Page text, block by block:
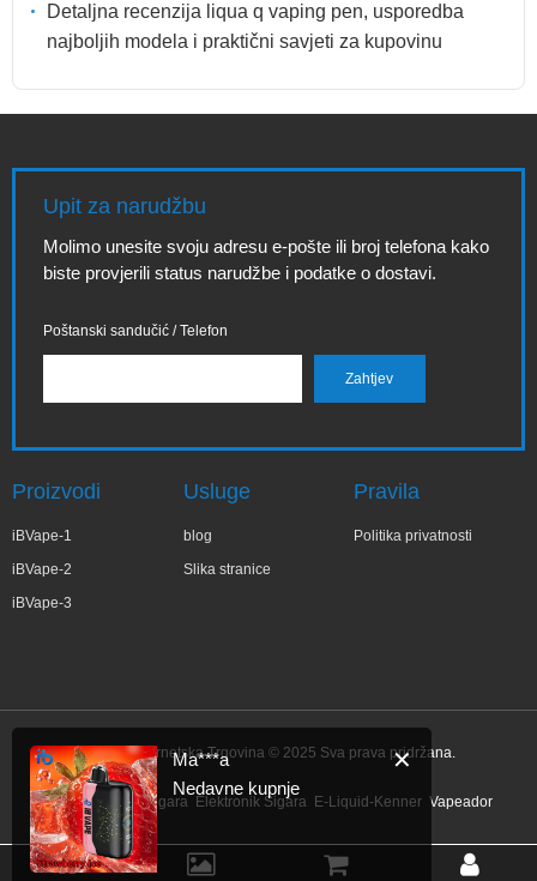
Detaljna recenzija liqua q vaping pen, usporedba
najboljih modela i praktični savjeti za kupovinu
Upit za narudžbu
Molimo unesite svoju adresu e-pošte ili broj telefona kako
biste provjerili status narudžbe i podatke o dostavi.
Poštanski sandučić / Telefon
Proizvodi
iBVape-1
iBVape-2
iBVape-3
Usluge
blog
Slika stranice
Pravila
Politika privatnosti
IBVape Internetska Trgovina © 2025 Sva prava pridržana.
Link: Elektronik Sigara Elektronik Sigara E-Liquid-Kenner Vapeador
✕
Ma***a
Nedavne kupnje